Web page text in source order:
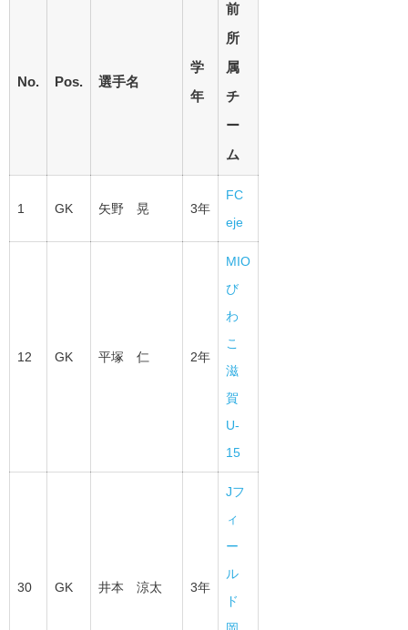
No. Pos. 選手名
学
年
前
所
属
チ
ー
ム
1 GK 矢野 晃 3年
FC
eje
12 GK 平塚 仁 2年
MIO
び
わ
こ
滋
賀
U-
15
30 GK 井本 涼太 3年
Jフ
ィ
ー
ル
ド